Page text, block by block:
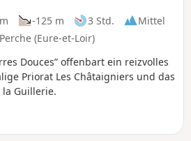
-125 m 3 Std.
Mittel
(Eure-et-Loir)
Douces” offenbart ein reizvolles
Priorat Les Châtaigniers und das
Guillerie.